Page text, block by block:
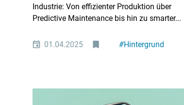
Industrie: Von effizienter Produktion über
Predictive Maintenance bis hin zu smarter...
01.04.2025 #Hintergrund